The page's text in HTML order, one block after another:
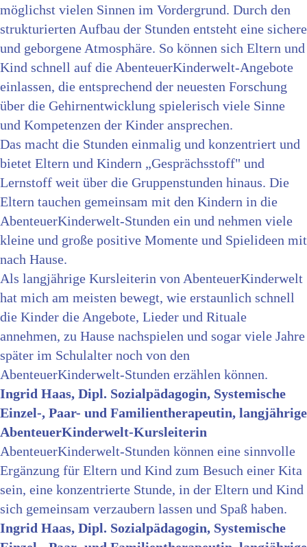
möglichst vielen Sinnen im Vordergrund. Durch den
strukturierten Aufbau der Stunden entsteht eine sichere
und geborgene Atmosphäre. So können sich Eltern und
Kind schnell auf die AbenteuerKinderwelt-Angebote
einlassen, die entsprechend der neuesten Forschung
über die Gehirnentwicklung spielerisch viele Sinne
und Kompetenzen der Kinder ansprechen.
Das macht die Stunden einmalig und konzentriert und
bietet Eltern und Kindern „Gesprächsstoff" und
Lernstoff weit über die Gruppenstunden hinaus. Die
Eltern tauchen gemeinsam mit den Kindern in die
AbenteuerKinderwelt-Stunden ein und nehmen viele
kleine und große positive Momente und Spielideen mit
nach Hause.
Als langjährige Kursleiterin von AbenteuerKinderwelt
hat mich am meisten bewegt, wie erstaunlich schnell
die Kinder die Angebote, Lieder und Rituale
annehmen, zu Hause nachspielen und sogar viele Jahre
später im Schulalter noch von den
AbenteuerKinderwelt-Stunden erzählen können.
Ingrid Haas, Dipl. Sozialpädagogin, Systemische
Einzel-, Paar- und Familientherapeutin, langjährige
AbenteuerKinderwelt-Kursleiterin
AbenteuerKinderwelt-Stunden können eine sinnvolle
Ergänzung für Eltern und Kind zum Besuch einer Kita
sein, eine konzentrierte Stunde, in der Eltern und Kind
sich gemeinsam verzaubern lassen und Spaß haben.
Ingrid Haas, Dipl. Sozialpädagogin, Systemische